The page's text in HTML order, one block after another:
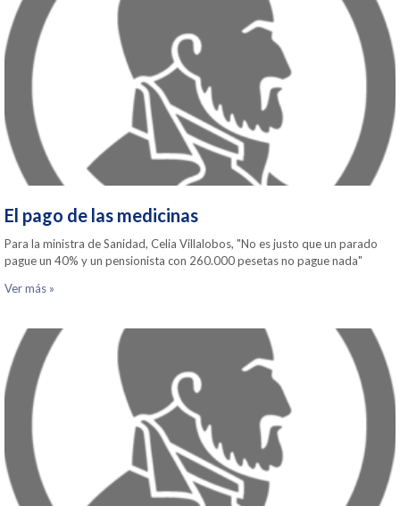
El pago de las medicinas
Para la ministra de Sanidad, Celia Villalobos, "No es justo que un parado
pague un 40% y un pensionista con 260.000 pesetas no pague nada"
Ver más »